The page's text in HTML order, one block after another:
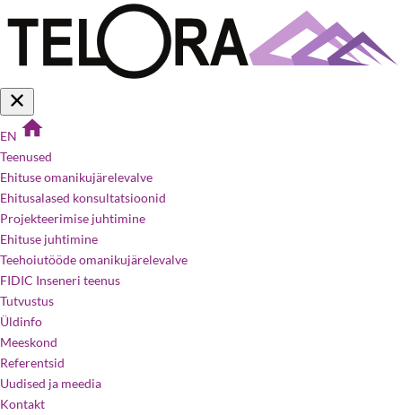
EN
Teenused
Ehituse omanikujärelevalve
Ehitusalased konsultatsioonid
Projekteerimise juhtimine
Ehituse juhtimine
Teehoiutööde omanikujärelevalve
FIDIC Inseneri teenus
Tutvustus
Üldinfo
Meeskond
Referentsid
Uudised ja meedia
Kontakt